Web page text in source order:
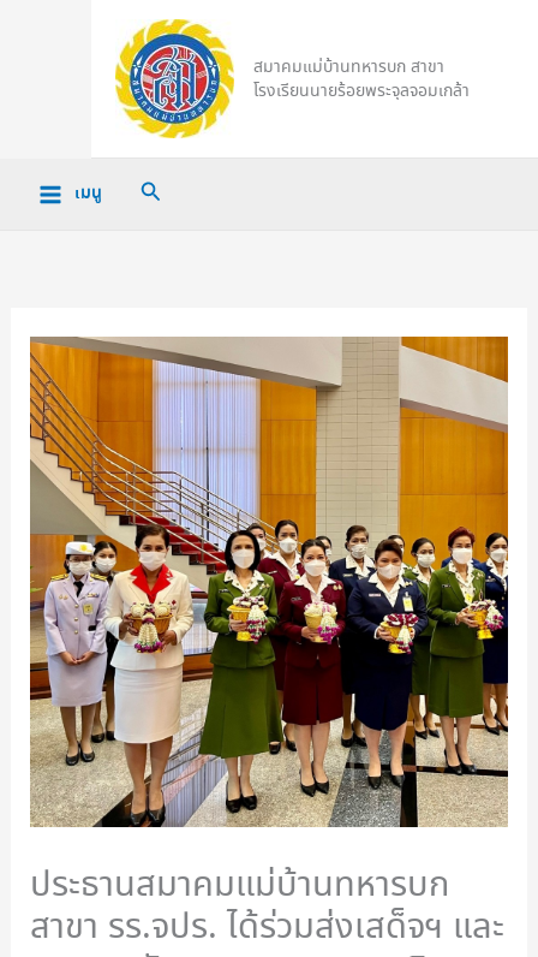
สมาคมแม่บ้านทหารบก สาขา
โรงเรียนนายร้อยพระจุลจอมเกล้า
เมนู Search
ประธานสมาคมแม่บ้านทหารบก
สาขา รร.จปร. ได้ร่วมส่งเสด็จฯ และ